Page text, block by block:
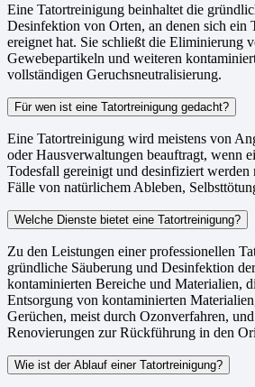
Eine Tatortreinigung beinhaltet die
Desinfektion von Orten, an denen sich ein
ereignet hat. Sie schließt die Eliminierung
Gewebepartikeln und weiteren
vollständigen Geruchsneutralisierung.
Für wen ist eine Tatortreinigung gedacht?
Eine Tatortreinigung wird meistens von
oder Hausverwaltungen beauftragt, wenn
Todesfall gereinigt und desinfiziert werden
Fälle von natürlichem Ableben,
Welche Dienste bietet eine Tatortreinigung?
Zu den Leistungen einer professionellen
gründliche Säuberung und Desinfektion
kontaminierten Bereiche und Materialien,
Entsorgung von kontaminierten
Gerüchen, meist durch Ozonverfahren,
Renovierungen zur Rückführung in den
Wie ist der Ablauf einer Tatortreinigung?